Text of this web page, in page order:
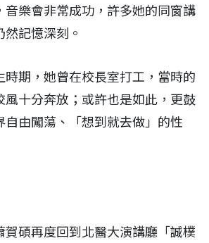
音樂會非常成功，許多她的同窗講
記憶深刻。
時期，她曾在校長室打工，當時的
風十分奔放；或許也是如此，更鼓
自由闖蕩、「想到就去做」的性
賀碩再度回到北醫大演講廳「誠樸